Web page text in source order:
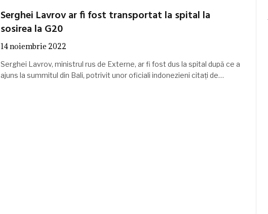
Serghei Lavrov ar fi fost transportat la spital la
sosirea la G20
14 noiembrie 2022
Serghei Lavrov, ministrul rus de Externe, ar fi fost dus la spital după ce a
ajuns la summitul din Bali, potrivit unor oficiali indonezieni citați de…